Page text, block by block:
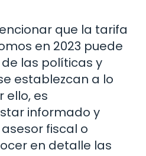
que la tarifa
en 2023 puede
las políticas y
establezcan a lo
ello, es
informado y
fiscal o
en detalle las